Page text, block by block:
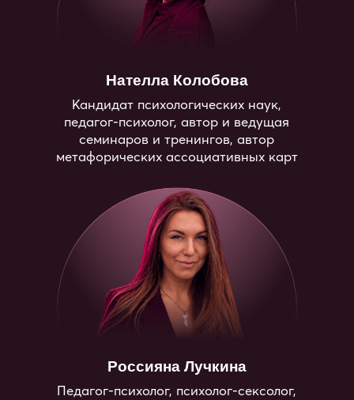
психолог, кризисный психолог,
(ПСИ2.0)-консультант
Результаты
Вы получите системное понимание
сексуального здоровья
через подход Псидваноль, освоите базу
физиологии и психологии и овладеете
техниками для работы с влечением,
возбуждением, оргазмом
и психосоматикой.